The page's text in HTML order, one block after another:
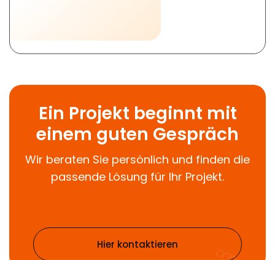
Ein Projekt beginnt mit
einem guten Gespräch
Wir beraten Sie persönlich und finden die
passende Lösung für Ihr Projekt.
Hier kontaktieren